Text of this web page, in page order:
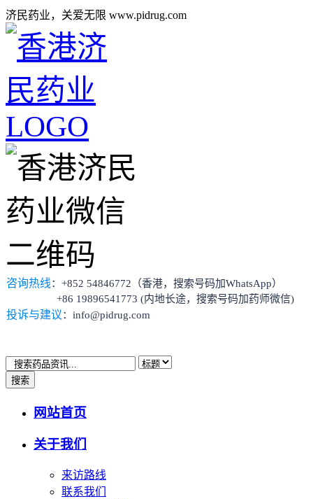
济民药业，关爱无限 www.pidrug.com
咨询热线：+852 54846772（香港，搜索号码加WhatsApp）
+86 19896541773 (内地长途，搜索号码加药师微信)
投诉与建议：info@pidrug.com
搜索
网站首页
关于我们
来访路线
联系我们